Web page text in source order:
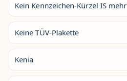
Kein Kennzeichen-Kürzel IS mehr
Keine TÜV-Plakette
Kenia